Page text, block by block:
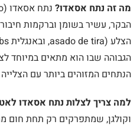
מה זה נתח אסאדו?
הבקר, עשיר בשומן וברקמות
הגבוהה שבו הוא מתאים במיוחד
הנתחים המזוהים ביותר עם
למה צריך לצלות נתח אסאדו
וקולגן, שמתפרקים רק תחת חום